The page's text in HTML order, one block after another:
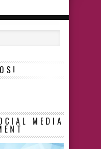
MEDIA